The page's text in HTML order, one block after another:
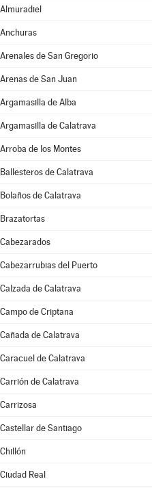
Almuradiel
Anchuras
Arenales de San Gregorio
Arenas de San Juan
Argamasilla de Alba
Argamasilla de Calatrava
Arroba de los Montes
Ballesteros de Calatrava
Bolaños de Calatrava
Brazatortas
Cabezarados
Cabezarrubias del Puerto
Calzada de Calatrava
Campo de Criptana
Cañada de Calatrava
Caracuel de Calatrava
Carrión de Calatrava
Carrizosa
Castellar de Santiago
Chillón
Ciudad Real